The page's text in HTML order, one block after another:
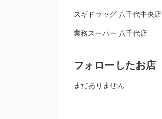
スギドラッグ 八千代中央店
業務スーパー 八千代店
フォローしたお店
まだありません